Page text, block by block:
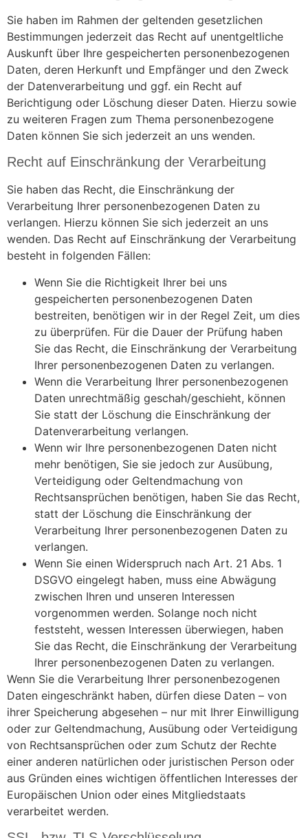
Sie haben im Rahmen der geltenden gesetzlichen
Bestimmungen jederzeit das Recht auf unentgeltliche
Auskunft über Ihre gespeicherten personenbezogenen
Daten, deren Herkunft und Empfänger und den Zweck
der Datenverarbeitung und ggf. ein Recht auf
Berichtigung oder Löschung dieser Daten. Hierzu sowie
zu weiteren Fragen zum Thema personenbezogene
Daten können Sie sich jederzeit an uns wenden.
Recht auf Einschränkung der Verarbeitung
Sie haben das Recht, die Einschränkung der
Verarbeitung Ihrer personenbezogenen Daten zu
verlangen. Hierzu können Sie sich jederzeit an uns
wenden. Das Recht auf Einschränkung der Verarbeitung
besteht in folgenden Fällen:
Wenn Sie die Richtigkeit Ihrer bei uns
gespeicherten personenbezogenen Daten
bestreiten, benötigen wir in der Regel Zeit, um dies
zu überprüfen. Für die Dauer der Prüfung haben
Sie das Recht, die Einschränkung der Verarbeitung
Ihrer personenbezogenen Daten zu verlangen.
Wenn die Verarbeitung Ihrer personenbezogenen
Daten unrechtmäßig geschah/geschieht, können
Sie statt der Löschung die Einschränkung der
Datenverarbeitung verlangen.
Wenn wir Ihre personenbezogenen Daten nicht
mehr benötigen, Sie sie jedoch zur Ausübung,
Verteidigung oder Geltendmachung von
Rechtsansprüchen benötigen, haben Sie das Recht,
statt der Löschung die Einschränkung der
Verarbeitung Ihrer personenbezogenen Daten zu
verlangen.
Wenn Sie einen Widerspruch nach Art. 21 Abs. 1
DSGVO eingelegt haben, muss eine Abwägung
zwischen Ihren und unseren Interessen
vorgenommen werden. Solange noch nicht
feststeht, wessen Interessen überwiegen, haben
Sie das Recht, die Einschränkung der Verarbeitung
Ihrer personenbezogenen Daten zu verlangen.
Wenn Sie die Verarbeitung Ihrer personenbezogenen
Daten eingeschränkt haben, dürfen diese Daten – von
ihrer Speicherung abgesehen – nur mit Ihrer Einwilligung
oder zur Geltendmachung, Ausübung oder Verteidigung
von Rechtsansprüchen oder zum Schutz der Rechte
einer anderen natürlichen oder juristischen Person oder
aus Gründen eines wichtigen öffentlichen Interesses der
Europäischen Union oder eines Mitgliedstaats
verarbeitet werden.